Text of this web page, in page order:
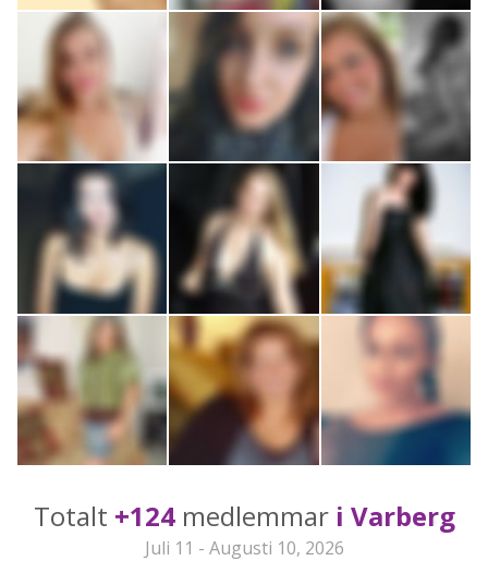
Totalt +124medlemmar i Varberg
Juli 11 - Augusti 10, 2026